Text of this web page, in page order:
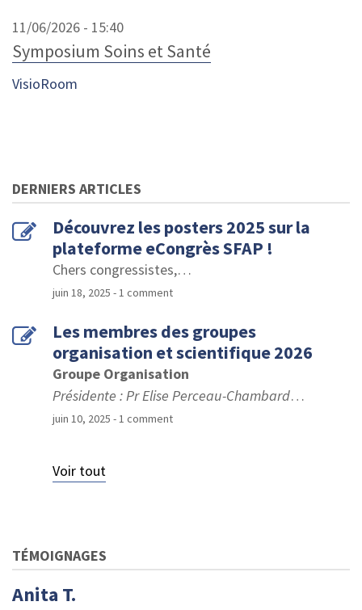
11/06/2026 - 15:40
Symposium Soins et Santé
VisioRoom
DERNIERS ARTICLES
Découvrez les posters 2025 sur la
plateforme eCongrès SFAP !
Chers congressistes,…
juin 18, 2025 - 1 comment
Les membres des groupes
organisation et scientifique 2026
Groupe Organisation
Présidente : Pr Elise Perceau-Chambard…
juin 10, 2025 - 1 comment
Voir tout
TÉMOIGNAGES
Anita T.